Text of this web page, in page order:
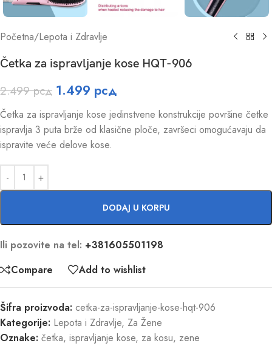
Početna/Lepota i Zdravlje
Četka za ispravljanje kose HQT-906
2.499рсд 1.499 рсд
Četka za ispravljanje kose jedinstvene konstrukcije površine četke
ispravlja 3 puta brže od klasične ploče, završeci omogućavaju da
ispravite veće delove kose.
DODAJ U KORPU
Ili pozovite na tel: +381605501198
Compare
Add to wishlist
Šifra proizvoda: cetka-za-ispravljanje-kose-hqt-906
Kategorije: Lepota i Zdravlje, Za Žene
Oznake: četka, ispravljanje kose, za kosu, zene